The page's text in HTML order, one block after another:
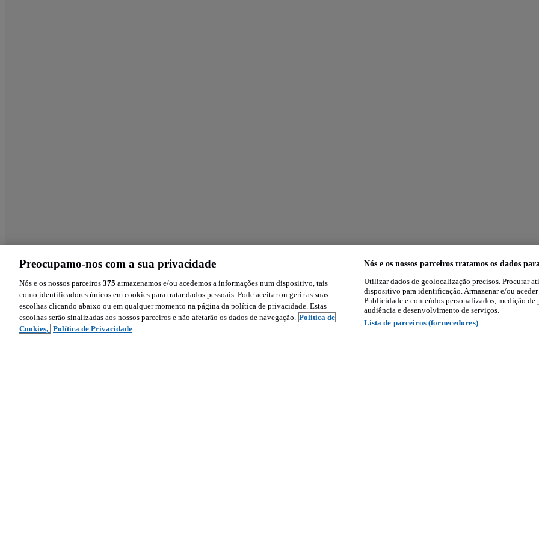
Preocupamo-nos com a sua privacidade
Nós e os nossos parceiros 375 armazenamos e/ou acedemos a informações num dispositivo, tais
como identificadores únicos em cookies para tratar dados pessoais. Pode aceitar ou gerir as suas
escolhas clicando abaixo ou em qualquer momento na página da política de privacidade. Estas
escolhas serão sinalizadas aos nossos parceiros e não afetarão os dados de navegação. Política de
Cookies, Política de Privacidade
Nós e os nossos parceiros tratamos os dados
Utilizar dados de geolocalização precisos. Procurar
dispositivo para identificação. Armazenar e/ou
Publicidade e conteúdos personalizados, medição
audiência e desenvolvimento de serviços.
Lista de parceiros (fornecedores)